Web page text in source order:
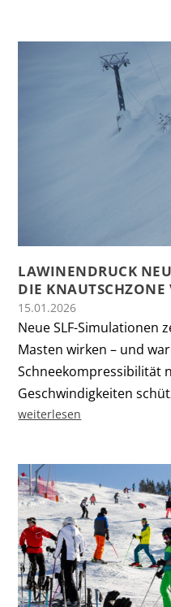
LAWINENDRUCK
DIE KNAUTSCHZONE
15.01.2026
Neue SLF-Simulationen
Masten wirken – und
Schneekompressibilität
Geschwindigkeiten
weiterlesen